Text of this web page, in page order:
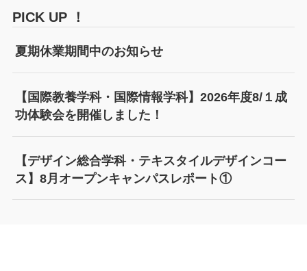
PICK UP ！
夏期休業期間中のお知らせ
【国際教養学科・国際情報学科】2026年度8/１成
功体験会を開催しました！
【デザイン総合学科・テキスタイルデザインコー
ス】8月オープンキャンパスレポート①